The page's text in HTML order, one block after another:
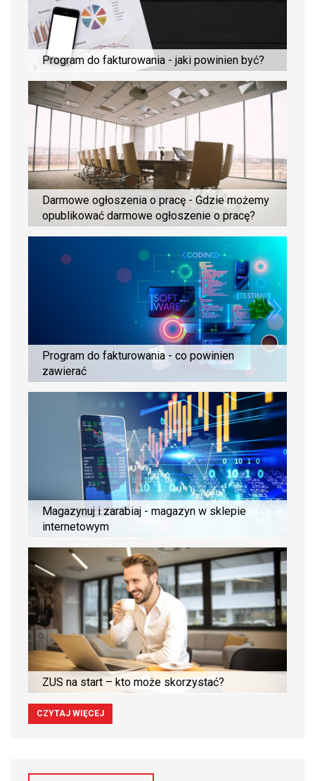
Program do fakturowania - jaki powinien być?
Darmowe ogłoszenia o pracę - Gdzie możemy
opublikować darmowe ogłoszenie o pracę?
Program do fakturowania - co powinien
zawierać
Magazynuj i zarabiaj - magazyn w sklepie
internetowym
ZUS na start – kto może skorzystać?
CZYTAJ WIĘCEJ